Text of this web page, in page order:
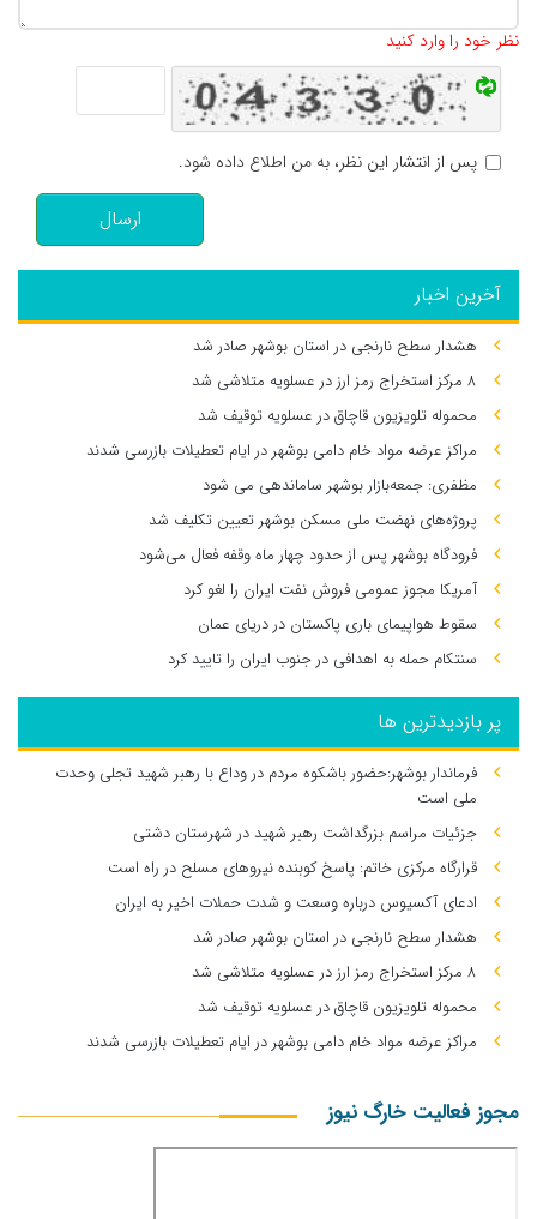
نظر خود را وارد کنید
پس از انتشار این نظر، به من اطلاع داده شود.
ارسال
آخرین اخبار
هشدار سطح نارنجی در استان بوشهر صادر شد
۸ مرکز استخراج رمز ارز در عسلویه متلاشی شد
محموله تلویزیون قاچاق در عسلویه توقیف شد
مراکز عرضه مواد خام دامی بوشهر در ایام تعطیلات بازرسی شدند
مظفری: جمعه‌بازار بوشهر ساماندهی می‌ شود
پروژه‌های نهضت ملی مسکن بوشهر تعیین تکلیف شد
فرودگاه بوشهر پس از حدود چهار ماه وقفه فعال می‌شود
آمریکا مجوز عمومی فروش نفت ایران را لغو کرد
سقوط هواپیمای باری پاکستان در دریای عمان
سنتکام حمله به اهدافی در جنوب ایران را تایید کرد
پر بازدیدترین ها
فرماندار بوشهر:حضور باشکوه مردم در وداع با رهبر شهید تجلی وحدت
ملی است
جزئیات مراسم بزرگداشت رهبر شهید در شهرستان دشتی
قرارگاه مرکزی خاتم: پاسخ کوبنده نیروهای مسلح در راه است
ادعای آکسیوس درباره وسعت و شدت حملات اخیر به ایران
هشدار سطح نارنجی در استان بوشهر صادر شد
۸ مرکز استخراج رمز ارز در عسلویه متلاشی شد
محموله تلویزیون قاچاق در عسلویه توقیف شد
مراکز عرضه مواد خام دامی بوشهر در ایام تعطیلات بازرسی شدند
مجوز فعالیت خارگ نیوز